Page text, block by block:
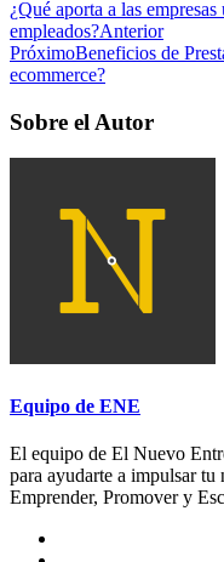
¿Qué aporta a las
empleados?Anterior
PróximoBeneficios de
ecommerce?
Sobre el Autor
Equipo de ENE
El equipo de El Nuevo
para ayudarte a impulsar tu
Emprender, Promover y